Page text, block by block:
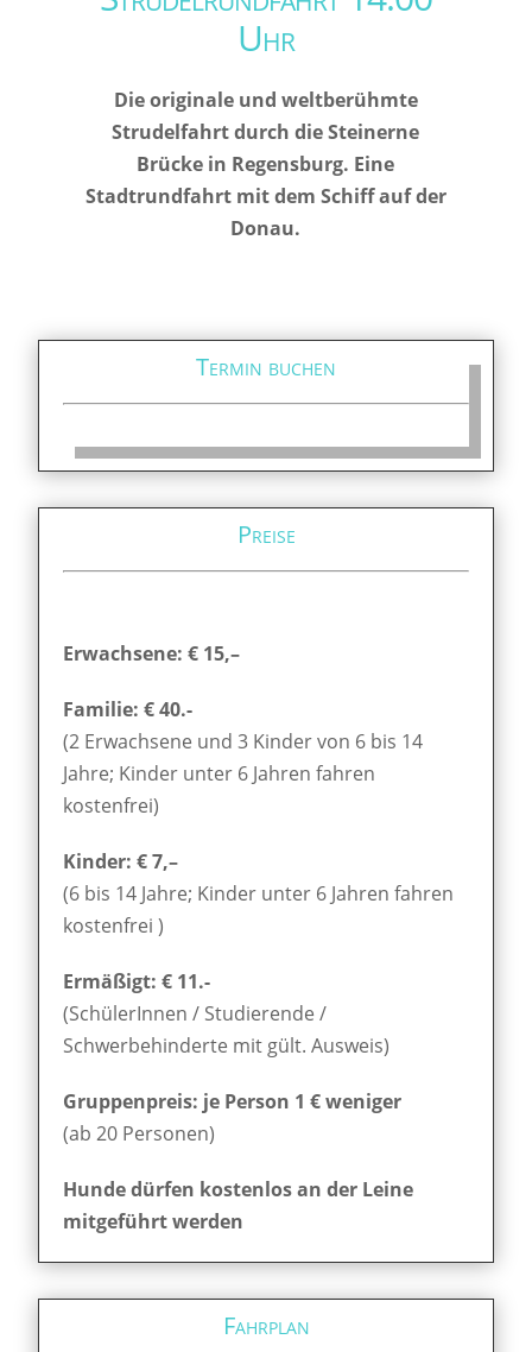
Uhr
Die originale und weltberühmte
Strudelfahrt durch die Steinerne
Brücke in Regensburg. Eine
Stadtrundfahrt mit dem Schiff auf der
Donau.
Termin buchen
Preise
Erwachsene: € 15,–
Familie: € 40.-
(2 Erwachsene und 3 Kinder von 6 bis 14
Jahre; Kinder unter 6 Jahren fahren
kostenfrei)
Kinder: € 7,–
(6 bis 14 Jahre; Kinder unter 6 Jahren fahren
kostenfrei )
Ermäßigt: € 11.-
(SchülerInnen / Studierende /
Schwerbehinderte mit gült. Ausweis)
Gruppenpreis: je Person 1 € weniger
(ab 20 Personen)
Hunde dürfen kostenlos an der Leine
mitgeführt werden
Fahrplan